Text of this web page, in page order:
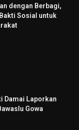
dengan Berbagi,
Sosial untuk
Damai Laporkan
Gowa